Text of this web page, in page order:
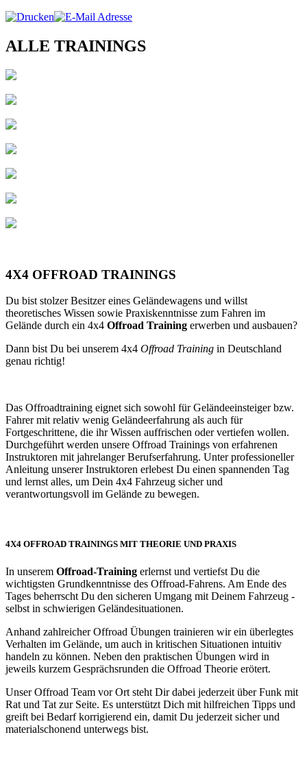
ALLE TRAININGS
4X4 OFFROAD TRAININGS
Du bist stolzer Besitzer eines Geländewagens und willst
theoretisches Wissen sowie Praxiskenntnisse zum Fahren im
Gelände durch ein 4x4 Offroad Training erwerben und ausbauen?
Dann bist Du bei unserem 4x4 Offroad Training in Deutschland
genau richtig!
Das Offroadtraining eignet sich sowohl für Geländeeinsteiger bzw.
Fahrer mit relativ wenig Geländeerfahrung als auch für
Fortgeschrittene, die ihr Wissen auffrischen oder vertiefen wollen.
Durchgeführt werden unsere Offroad Trainings von erfahrenen
Instruktoren mit jahrelanger Berufserfahrung. Unter professioneller
Anleitung unserer Instruktoren erlebest Du einen spannenden Tag
und lernst alles, um Dein 4x4 Fahrzeug sicher und
verantwortungsvoll im Gelände zu bewegen.
4X4 OFFROAD TRAININGS MIT THEORIE UND PRAXIS
In unserem Offroad-Training erlernst und vertiefst Du die
wichtigsten Grundkenntnisse des Offroad-Fahrens. Am Ende des
Tages beherrscht Du den sicheren Umgang mit Deinem Fahrzeug -
selbst in schwierigen Geländesituationen.
Anhand zahlreicher Offroad Übungen trainieren wir ein überlegtes
Verhalten im Gelände, um auch in kritischen Situationen intuitiv
handeln zu können. Neben den praktischen Übungen wird in
jeweils kurzem Gesprächsrunden die Offroad Theorie erötert.
Unser Offroad Team vor Ort steht Dir dabei jederzeit über Funk mit
Rat und Tat zur Seite. Es unterstützt Dich mit hilfreichen Tipps und
greift bei Bedarf korrigierend ein, damit Du jederzeit sicher und
materialschonend unterwegs bist.